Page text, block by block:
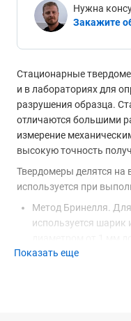
Нужна
Закажите
Стационарные
и в лабораториях для
разрушения образца.
отличаются большими
измерение
высокую точность
Твердомеры делятся на
используется при
Метод Бринелля.
используется шарик
измеряемый образец,
Показать еще